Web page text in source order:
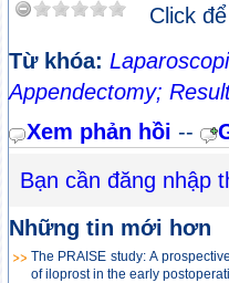
Click
Từ khóa:
Appendectomy;
Xem phản hồi --
Bạn cần đăng nhập
Những tin mới hơn
The PRAISE study: A
of iloprost in the early